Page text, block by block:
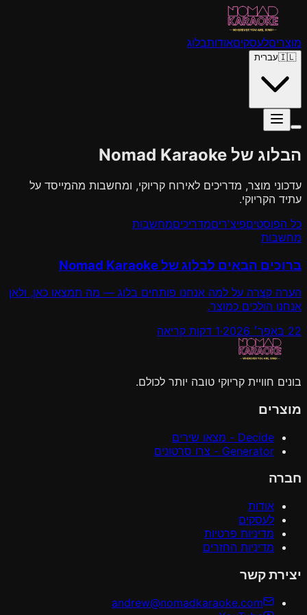
מוצריםלעסקיםאודותבלוג
🇮🇱עברית
הבלוג של Nomad Karaoke
עדכוני מוצר, מדריכים לאירוח קריוקי, ומחשבות מהמייסד על
עתיד הקריוקי.
כל הפוסטיםפיצ'ריםמדריכיםמחשבות
מחשבות
ברוכים הבאים לבלוג של Nomad Karaoke
הערה קצרה על למה אנחנו פותחים בלוג — מה תמצאו כאן, ולאן
אנחנו הולכים כמוצר.
22 באפר׳ 2026
·1 דקות קריאה
בונים חוויית קריוקי טובה יותר לכולם.
מוצרים
Decide - מצאו שירים
Generator - צרו סרטונים
חברה
אודות
לעסקים
מדיניות פרטיות
מדיניות החזרים
יצירת קשר
andrew@nomadkaraoke.com